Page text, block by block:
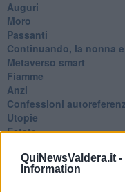
QuiNewsValdera.it -
Information
Auguri
Moro
Passanti
Continuando, la nonna
Metaverso smart
Fiamme
Anzi
Confessioni
Utopie
Estate
Il diluvio
La classe